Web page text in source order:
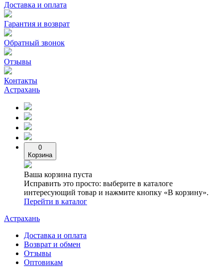
Доставка и оплата
Гарантия и возврат
Обратный звонок
Отзывы
Контакты
Астрахань
0
Корзина
Ваша корзина пуста
Исправить это просто: выберите в каталоге
интересующий товар и нажмите кнопку «В корзину».
Перейти в каталог
Астрахань
Доставка и оплата
Возврат и обмен
Отзывы
Оптовикам